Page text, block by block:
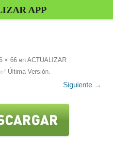
× 66 en ACTUALIZAR
Última Versión.
Siguiente →
APP